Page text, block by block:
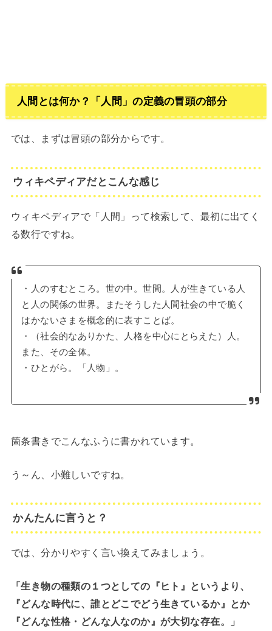
人間とは何か？「人間」の定義の冒頭の部分
では、まずは冒頭の部分からです。
ウィキペディアだとこんな感じ
ウィキペディアで「人間」って検索して、最初に出てく
る数行ですね。
・人のすむところ。世の中。世間。人が生きている人
と人の関係の世界。またそうした人間社会の中で脆く
はかないさまを概念的に表すことば。
・（社会的なありかた、人格を中心にとらえた）人。
また、その全体。
・ひとがら。「人物」。
箇条書きでこんなふうに書かれています。
う～ん、小難しいですね。
かんたんに言うと？
では、分かりやすく言い換えてみましょう。
「生き物の種類の１つとしての『ヒト』というより、
『どんな時代に、誰とどこでどう生きているか』とか
『どんな性格・どんな人なのか』が大切な存在。」